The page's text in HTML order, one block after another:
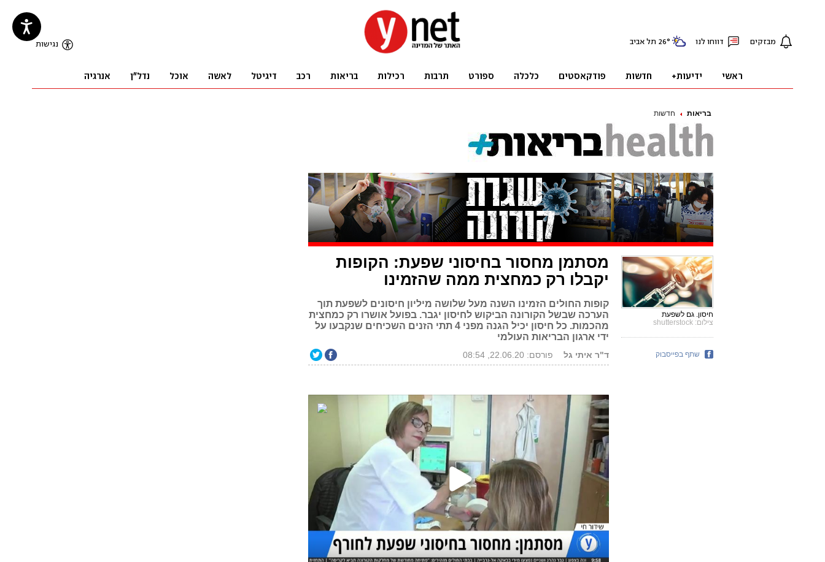
בריאות חדשות
מסתמן מחסור בחיסוני שפעת: הקופות
יקבלו רק כמחצית ממה שהזמינו
קופות החולים הזמינו השנה מעל שלושה מיליון חיסונים לשפעת תוך
הערכה שבשל הקורונה הביקוש לחיסון יגבר. בפועל אושרו רק כמחצית
מהכמות. כל חיסון יכיל הגנה מפני 4 תתי הזנים השכיחים שנקבעו על
ידי ארגון הבריאות העולמי
ד"ר איתי גל פורסם: 22.06.20, 08:54
חיסון. גם לשפעת
צילום: shutterstock
שתף בפייסבוק